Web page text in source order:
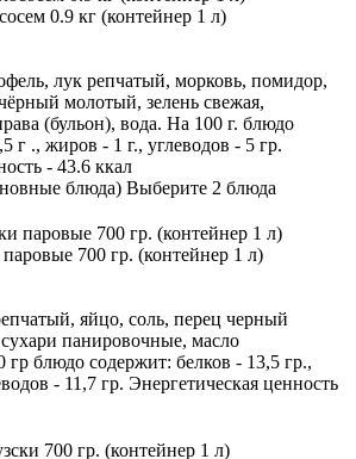
0.9 кг (контейнер 1 л)
лук репчатый, морковь, помидор,
молотый, зелень свежая,
(бульон), вода. На 100 г. блюдо
г ., жиров - 1 г., углеводов - 5 гр.
- 43.6 ккал
блюда) Выберите 2 блюда
700 гр. (контейнер 1 л)
яйцо, соль, перец черный
панировочные, масло
гр блюдо содержит: белков - 13,5 гр.,
- 11,7 гр. Энергетическая ценность